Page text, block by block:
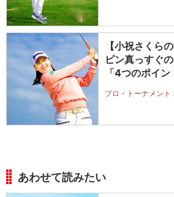
【小祝さくら
ピン真っすぐ
「4つのポイン
プロ・トーナメント
あわせて読みたい